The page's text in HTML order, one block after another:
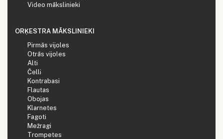
Video mākslinieki
ORĶESTRA MĀKSLINIEKI
Pirmās vijoles
Otrās vijoles
Alti
Čelli
Kontrabasi
Flautas
Obojas
Klarnetes
Fagoti
Mežragi
Trompetes